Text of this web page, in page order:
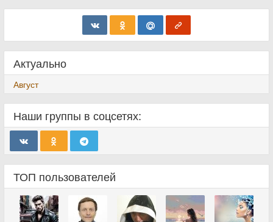
Актуально
Август
Наши группы в соцсетях:
ТОП пользователей